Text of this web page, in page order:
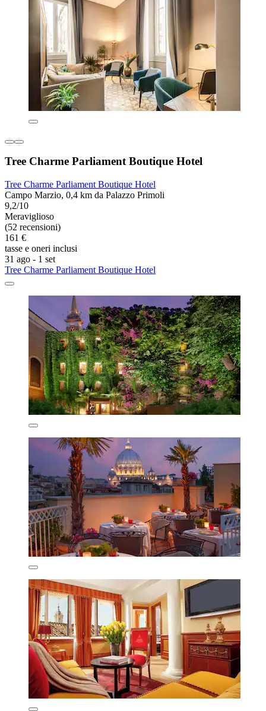
Tree Charme Parliament Boutique Hotel
Tree Charme Parliament Boutique Hotel
Campo Marzio, 0,4 km da Palazzo Primoli
9,2/10
Meraviglioso
(52 recensioni)
161 €
tasse e oneri inclusi
31 ago - 1 set
Tree Charme Parliament Boutique Hotel